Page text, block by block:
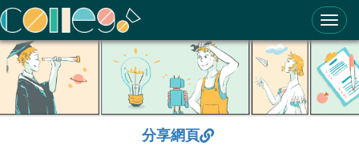
ColleGo! 大學選才與高中育才輔助系統
分享網頁